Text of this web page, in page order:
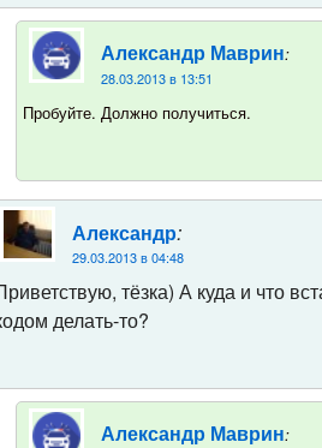
Александр Маврин:
28.03.2013 в 13:51
Пробуйте. Должно получиться.
Александр:
29.03.2013 в 04:48
тёзка) А куда и что
делать-то?
Александр Маврин: